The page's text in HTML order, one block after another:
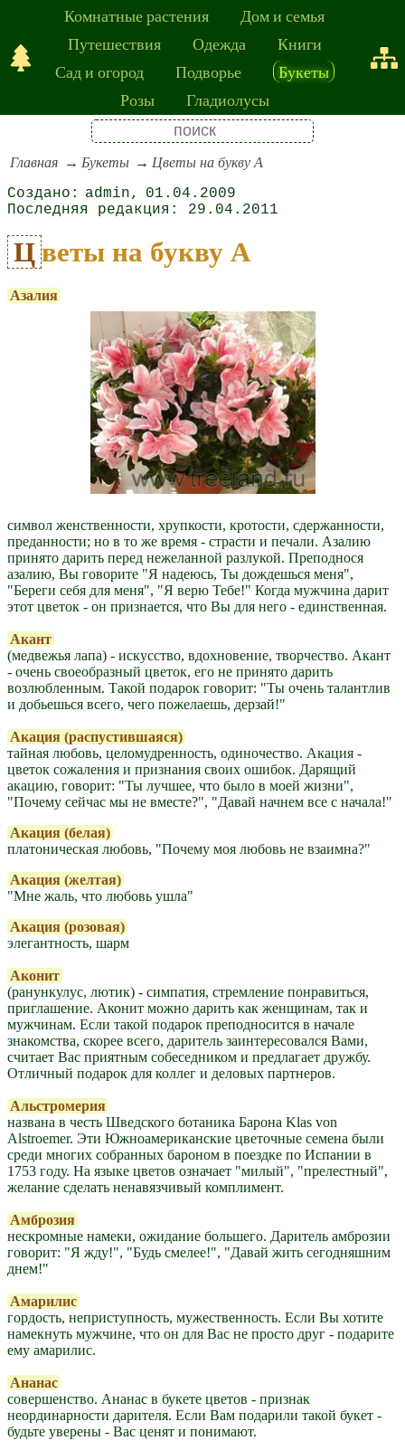
Комнатные растения
Дом и семья
Путешествия
Одежда
Книги
Сад и огород
Подворье
Букеты
Розы
Гладиолусы
Главная Букеты Цветы на букву А
admin
01.04.2009
29.04.2011
Цветы на букву А
Азалия
символ женственности, хрупкости, кротости, сдержанности,
преданности; но в то же время - страсти и печали. Азалию
принято дарить перед нежеланной разлукой. Преподнося
азалию, Вы говорите "Я надеюсь, Ты дождешься меня",
"Береги себя для меня", "Я верю Тебе!" Когда мужчина дарит
этот цветок - он признается, что Вы для него - единственная.
Акант
(медвежья лапа) - искусство, вдохновение, творчество. Акант
- очень своеобразный цветок, его не принято дарить
возлюбленным. Такой подарок говорит: "Ты очень талантлив
и добьешься всего, чего пожелаешь, дерзай!"
Акация (распустившаяся)
тайная любовь, целомудренность, одиночество. Акация -
цветок сожаления и признания своих ошибок. Дарящий
акацию, говорит: "Ты лучшее, что было в моей жизни",
"Почему сейчас мы не вместе?", "Давай начнем все с начала!"
Акация (белая)
платоническая любовь, "Почему моя любовь не взаимна?"
Акация (желтая)
"Мне жаль, что любовь ушла"
Акация (розовая)
элегантность, шарм
Аконит
(ранункулус, лютик) - симпатия, стремление понравиться,
приглашение. Аконит можно дарить как женщинам, так и
мужчинам. Если такой подарок преподносится в начале
знакомства, скорее всего, даритель заинтересовался Вами,
считает Вас приятным собеседником и предлагает дружбу.
Отличный подарок для коллег и деловых партнеров.
Альстромерия
названа в честь Шведского ботаника Барона Klas von
Alstroemer. Эти Южноамериканские цветочные семена были
среди многих собранных бароном в поездке по Испании в
1753 году. На языке цветов означает "милый", "прелестный",
желание сделать ненавязчивый комплимент.
Амброзия
нескромные намеки, ожидание большего. Даритель амброзии
говорит: "Я жду!", "Будь смелее!", "Давай жить сегодняшним
днем!"
Амарилис
гордость, неприступность, мужественность. Если Вы хотите
намекнуть мужчине, что он для Вас не просто друг - подарите
ему амарилис.
Ананас
совершенство. Ананас в букете цветов - признак
неординарности дарителя. Если Вам подарили такой букет -
будьте уверены - Вас ценят и понимают.